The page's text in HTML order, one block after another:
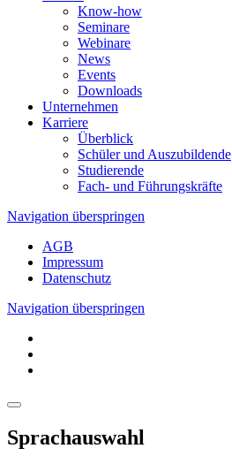
Know-how
Seminare
Webinare
News
Events
Downloads
Unternehmen
Karriere
Überblick
Schüler und Auszubildende
Studierende
Fach- und Führungs­kräfte
Navigation überspringen
AGB
Impressum
Datenschutz
Navigation überspringen
Sprachauswahl